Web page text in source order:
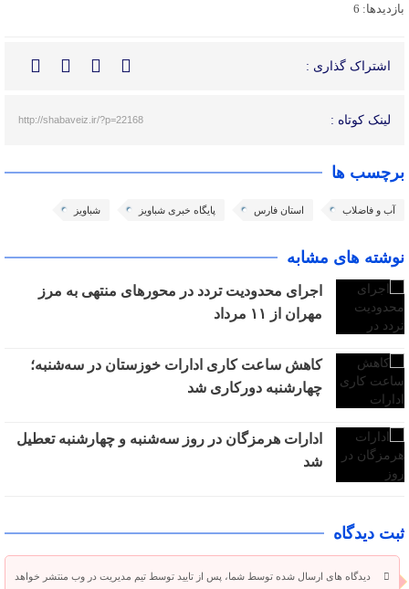
بازدیدها: 6
اشتراک گذاری :
لینک کوتاه : http://shabaveiz.ir/?p=22168
برچسب ها
آب و فاضلاب استان فارس پایگاه خبری شباویز شباویز
نوشته های مشابه
اجرای محدودیت تردد در محورهای منتهی به مرز
مهران از ۱۱ مرداد
کاهش ساعت کاری ادارات خوزستان در سه‌شنبه؛
چهارشنبه دورکاری شد
ادارات هرمزگان در روز سه‌شنبه و چهارشنبه تعطیل
شد
ثبت دیدگاه
دیدگاه های ارسال شده توسط شما، پس از تایید توسط تیم مدیریت در وب منتشر خواهد